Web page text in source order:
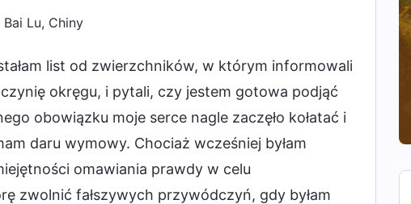
Lu, Chiny
list od zwierzchników, w którym informowali
okręgu, i pytali, czy jestem gotowa podjąć
obowiązku moje serce nagle zaczęło kołatać i
daru wymowy. Chociaż wcześniej byłam
omawiania prawdy w celu
zwolnić fałszywych przywódczyń, gdy byłam